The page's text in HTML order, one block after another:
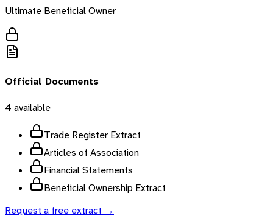
Ultimate Beneficial Owner
Official Documents
4 available
Trade Register Extract
Articles of Association
Financial Statements
Beneficial Ownership Extract
Request a free extract →